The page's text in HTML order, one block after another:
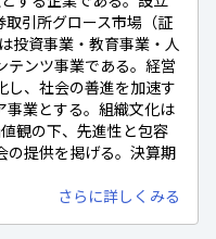
引所グロース市場（証
投資事業・教育事業・人
テンツ事業である。経営
し、社会の善進を加速す
事業とする。組織文化は
観の下、先進性と包容
の提供を掲げる。決算期
さらに詳しくみる